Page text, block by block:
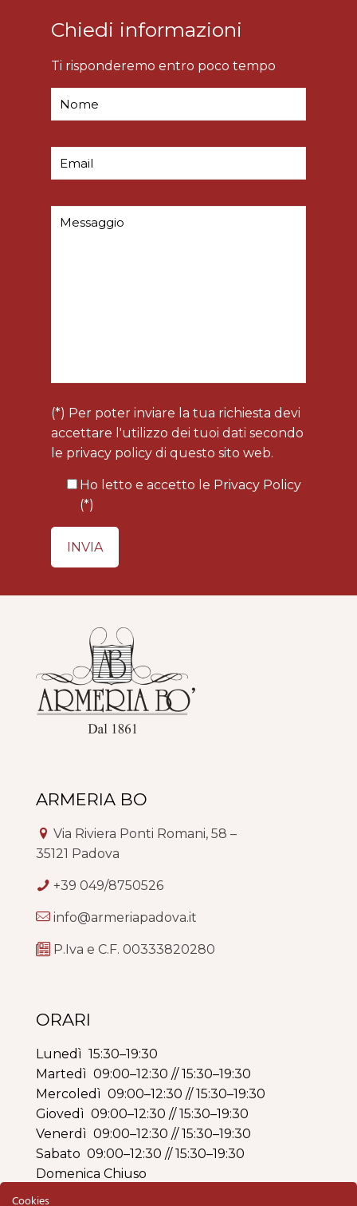
Chiedi informazioni
Ti risponderemo entro poco tempo
(*) Per poter inviare la tua richiesta devi
accettare l'utilizzo dei tuoi dati secondo
le privacy policy di questo sito web.
Ho letto e accetto le Privacy Policy
(*)
ARMERIA BO
Via Riviera Ponti Romani, 58 –
35121 Padova
+39 049/8750526
info@armeriapadova.it
P.Iva e C.F. 00333820280
ORARI
Lunedì 15:30–19:30
Martedì 09:00–12:30 // 15:30–19:30
Mercoledì 09:00–12:30 // 15:30–19:30
Giovedì 09:00–12:30 // 15:30–19:30
Venerdì 09:00–12:30 // 15:30–19:30
Sabato 09:00–12:30 // 15:30–19:30
Domenica Chiuso
Cookies